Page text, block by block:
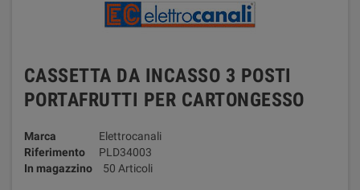
CASSETTA DA INCASSO 3 POSTI
PORTAFRUTTI PER CARTONGESSO
Marca
Elettrocanali
Riferimento
PLD34003
In magazzino
50 Articoli